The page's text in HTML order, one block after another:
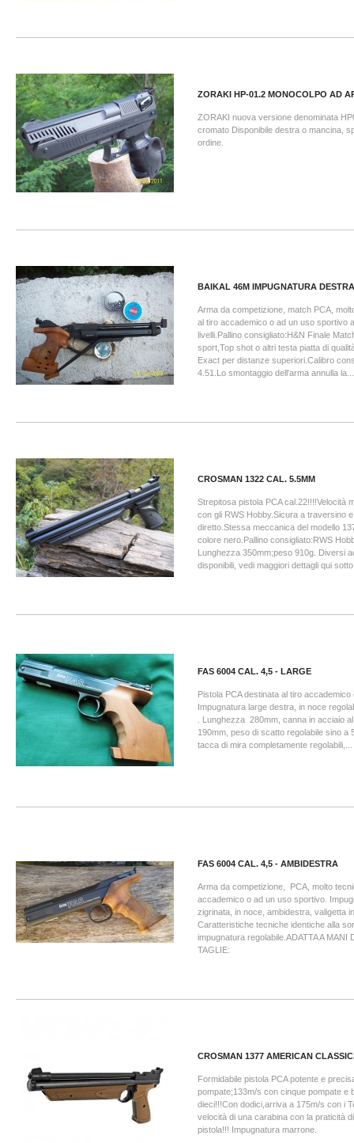
ZORAKI HP-01.2 MONOCOLPO AD
ZORAKI nuova versione denominata
cromato Disponibile destra o mancina,
ordine.
BAIKAL 46M IMPUGNATURA DESTRA
Arma da competizione, match PCA,
al tiro accademico o ad un uso sportivo
livelli.Pallino consigliato:H&N Finale
sport,Top shot o altri testa piatta di
Exact per distanze superiori.Calibro
4.51.Lo smontaggio dell'arma annulla la...
CROSMAN 1322 CAL. 5.5MM
Strepitosa pistola PCA cal.22!!!!Velocità
con gli RWS Hobby.Sicura a traversino
diretto.Stessa meccanica del modello
colore nero.Pallino consigliato:RWS
Lunghezza 350mm;peso 910g. Diversi
disponibili, vedi maggiori dettagli qui
FAS 6004 CAL. 4,5 - LARGE
Pistola PCA destinata al tiro
Impugnatura large destra, in noce
. Lunghezza 280mm, canna in acciaio
190mm, peso di scatto regolabile sino a
tacca di mira completamente regolabili,...
FAS 6004 CAL. 4,5 - AMBIDESTRA
Arma da competizione, PCA, molto
accademico o ad un uso sportivo.
zigrinata, in noce, ambidestra, valigetta
Caratteristiche tecniche identiche alla
impugnatura regolabile.ADATTA A MANI
TAGLIE:
CROSMAN 1377 AMERICAN
Formidabile pistola PCA potente e
pompate;133m/s con cinque pompate e
dieci!!!Con dodici,arriva a 175m/s con i
velocità di una carabina con la praticità
pistola!!! Impugnatura marrone.